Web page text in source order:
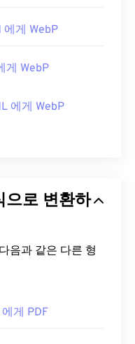
에게 WebP
게 WebP
에게 WebP
으로 변환하
에게 PDF